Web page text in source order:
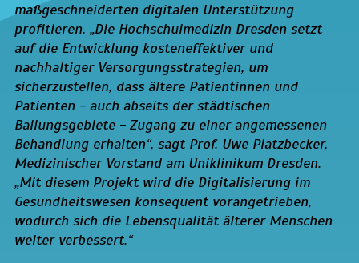
maßgeschneiderten digitalen Unterstützung
profitieren. „Die Hochschulmedizin Dresden setzt
auf die Entwicklung kosteneffektiver und
nachhaltiger Versorgungsstrategien, um
sicherzustellen, dass ältere Patientinnen und
Patienten - auch abseits der städtischen
Ballungsgebiete - Zugang zu einer angemessenen
Behandlung erhalten“, sagt Prof. Uwe Platzbecker,
Medizinischer Vorstand am Uniklinikum Dresden.
„Mit diesem Projekt wird die Digitalisierung im
Gesundheitswesen konsequent vorangetrieben,
wodurch sich die Lebensqualität älterer Menschen
weiter verbessert.“